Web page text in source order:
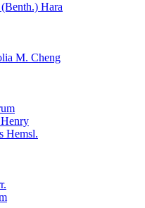
Hara
M. Cheng
Hemsl.